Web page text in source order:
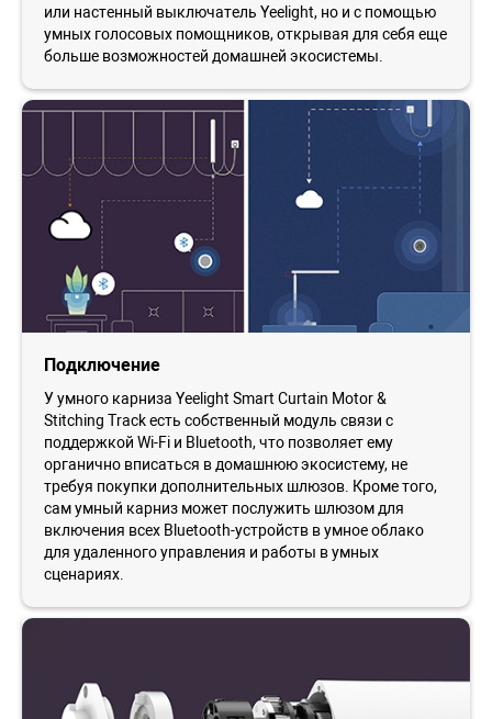
или настенный выключатель Yeelight, но и с помощью
умных голосовых помощников, открывая для себя еще
больше возможностей домашней экосистемы.
Подключение
У умного карниза Yeelight Smart Curtain Motor &
Stitching Track есть собственный модуль связи с
поддержкой Wi-Fi и Bluetooth, что позволяет ему
органично вписаться в домашнюю экосистему, не
требуя покупки дополнительных шлюзов. Кроме того,
сам умный карниз может послужить шлюзом для
включения всех Bluetooth-устройств в умное облако
для удаленного управления и работы в умных
сценариях.